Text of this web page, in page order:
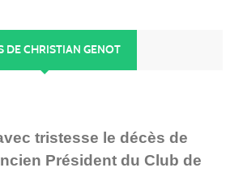
DE CHRISTIAN GENOT
tristesse le décès de
Président du Club de